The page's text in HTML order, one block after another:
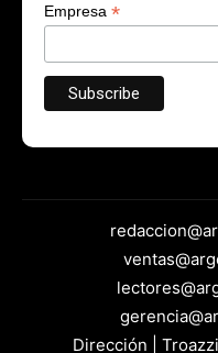
Empresa *
Dirección |